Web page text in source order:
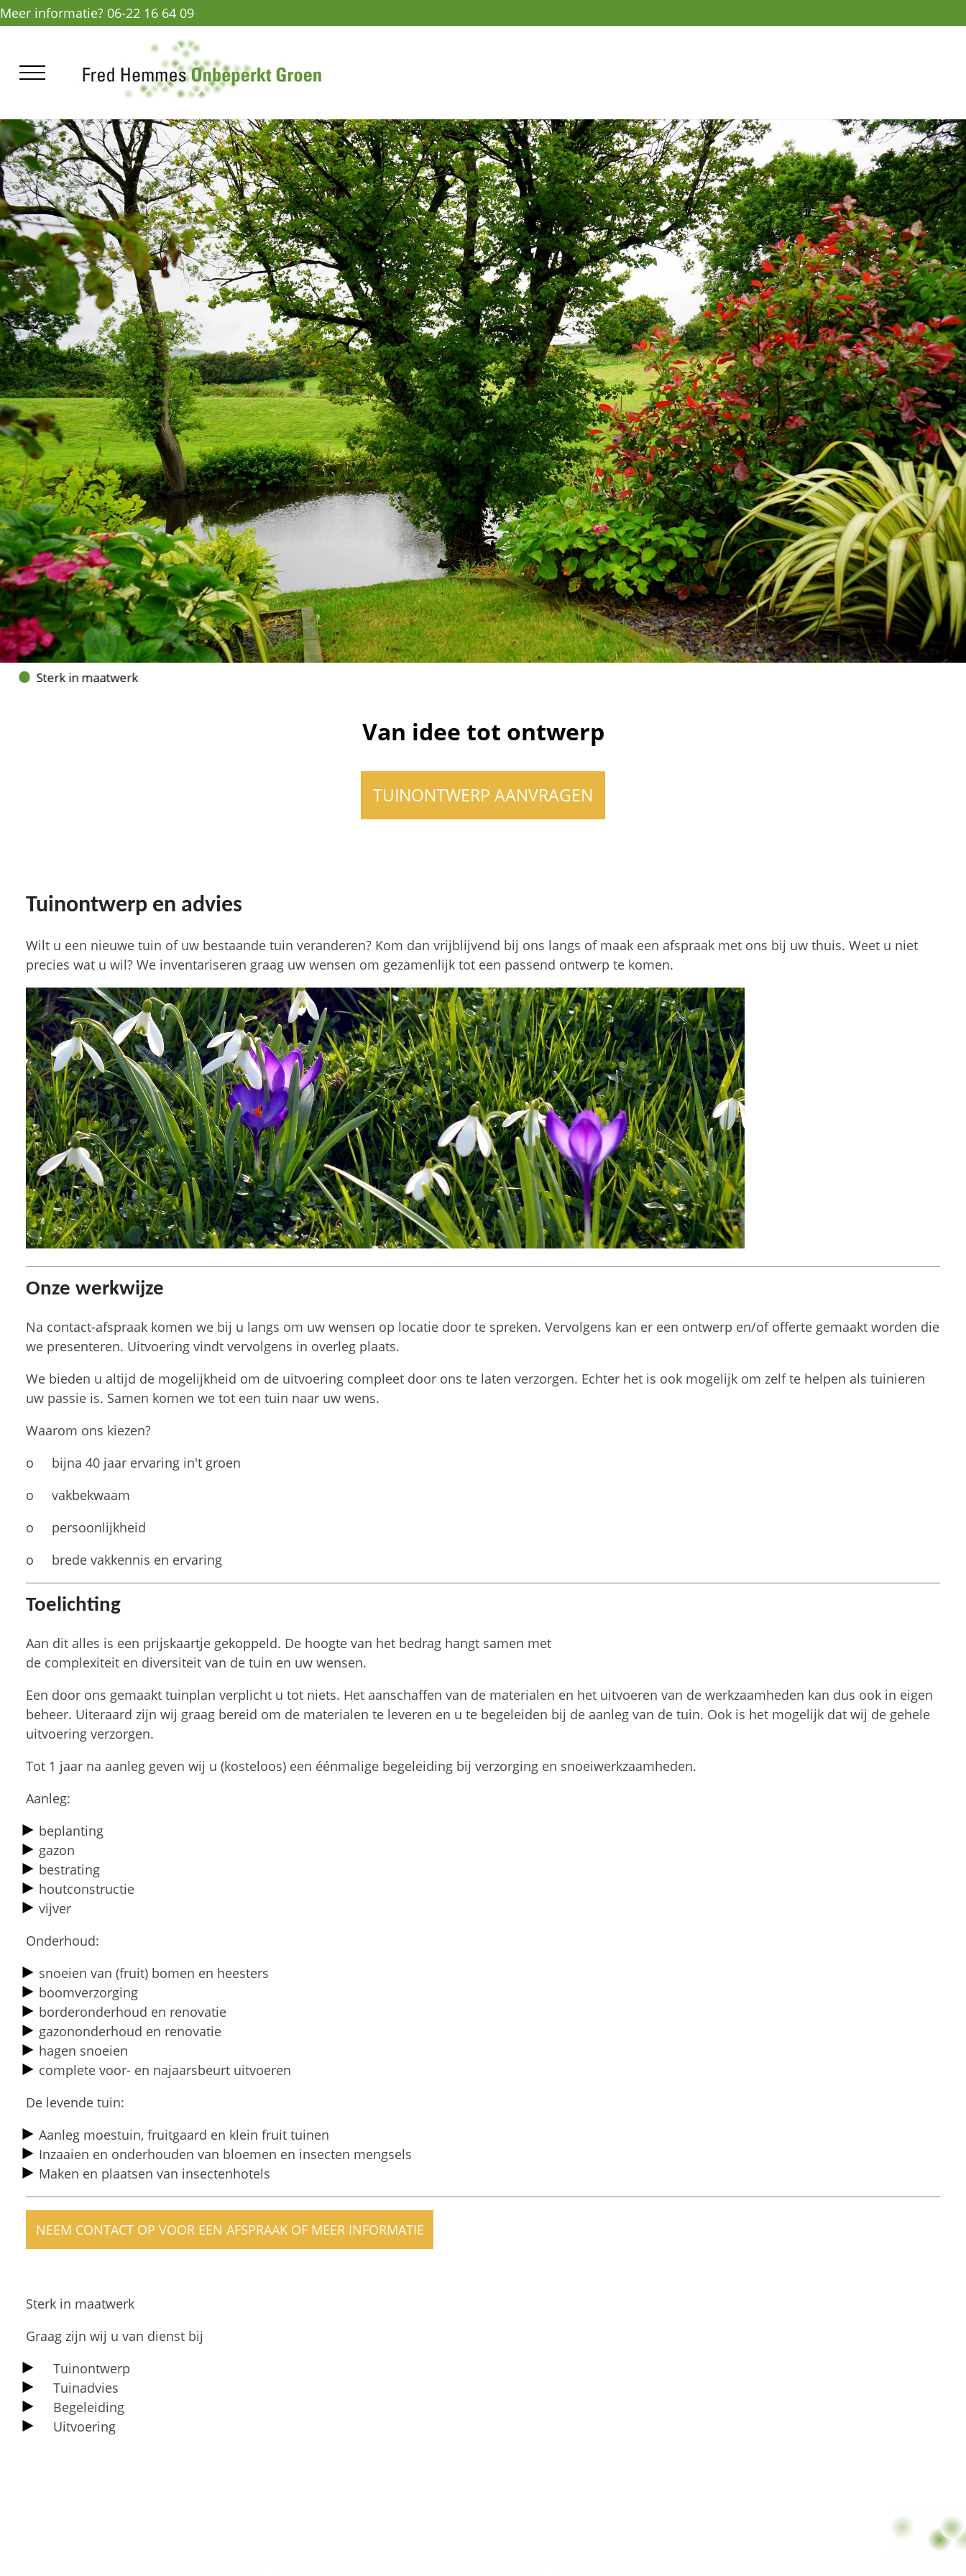
Meer informatie? 06-22 16 64 09
Van idee tot ontwerp
TUINONTWERP AANVRAGEN
Sterk in maatwerk
Tuinontwerp en advies
Wilt u een nieuwe tuin of uw bestaande tuin veranderen? Kom dan vrijblijvend bij ons langs of maak een afspraak met ons bij uw thuis. Weet u niet
precies wat u wil? We inventariseren graag uw wensen om gezamenlijk tot een passend ontwerp te komen.
Onze werkwijze
Na contact-afspraak komen we bij u langs om uw wensen op locatie door te spreken. Vervolgens kan er een ontwerp en/of offerte gemaakt worden die
we presenteren. Uitvoering vindt vervolgens in overleg plaats.
We bieden u altijd de mogelijkheid om de uitvoering compleet door ons te laten verzorgen. Echter het is ook mogelijk om zelf te helpen als tuinieren
uw passie is. Samen komen we tot een tuin naar uw wens.
Waarom ons kiezen?
o bijna 40 jaar ervaring in't groen
o vakbekwaam
o persoonlijkheid
o brede vakkennis en ervaring
Toelichting
Aan dit alles is een prijskaartje gekoppeld. De hoogte van het bedrag hangt samen met
de complexiteit en diversiteit van de tuin en uw wensen.
Een door ons gemaakt tuinplan verplicht u tot niets. Het aanschaffen van de materialen en het uitvoeren van de werkzaamheden kan dus ook in eigen
beheer. Uiteraard zijn wij graag bereid om de materialen te leveren en u te begeleiden bij de aanleg van de tuin. Ook is het mogelijk dat wij de gehele
uitvoering verzorgen.
Tot 1 jaar na aanleg geven wij u (kosteloos) een éénmalige begeleiding bij verzorging en snoeiwerkzaamheden.
Aanleg:
beplanting
gazon
bestrating
houtconstructie
vijver
Onderhoud:
snoeien van (fruit) bomen en heesters
boomverzorging
borderonderhoud en renovatie
gazononderhoud en renovatie
hagen snoeien
complete voor- en najaarsbeurt uitvoeren
De levende tuin:
Aanleg moestuin, fruitgaard en klein fruit tuinen
Inzaaien en onderhouden van bloemen en insecten mengsels
Maken en plaatsen van insectenhotels
NEEM CONTACT OP VOOR EEN AFSPRAAK OF MEER INFORMATIE
Sterk in maatwerk
Graag zijn wij u van dienst bij
Tuinontwerp
Tuinadvies
Begeleiding
Uitvoering